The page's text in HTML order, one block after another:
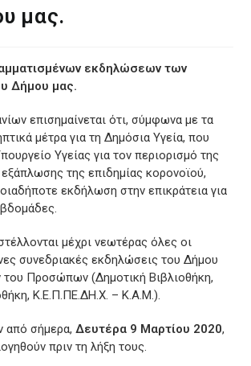
μας.
εκδηλώσεων των
Δήμου μας.
επισημαίνεται ότι, σύμφωνα με τα
μέτρα για τη Δημόσια Υγεία, που
Υγείας για τον περιορισμό της
της επιδημίας κορονοϊού,
εκδήλωση στην επικράτεια για
μέχρι νεωτέρας όλες οι
συνεδριακές εκδηλώσεις του Δήμου
του Προσώπων (Δημοτική Βιβλιοθήκη,
Κ.Ε.Π.ΠΕ.ΔΗ.Χ. – Κ.Α.Μ.).
από σήμερα, Δευτέρα 9 Μαρτίου 2020,
πριν τη λήξη τους.